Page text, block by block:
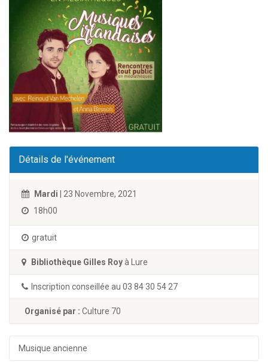
Détails de l'événement
Mardi | 23 Novembre, 2021
18h00
gratuit
Bibliothèque Gilles Royà Lure
Inscription conseillée au 03 84 30 54 27
Organisé par : Culture 70
Musique ancienne